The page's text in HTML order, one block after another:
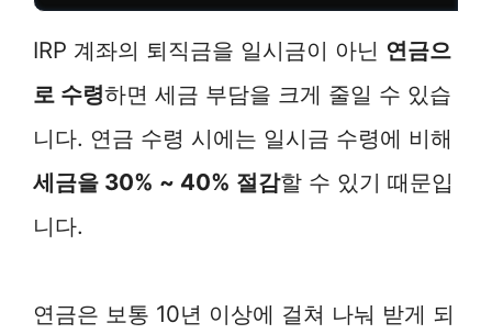
IRP 계좌의 퇴직금을 일시금이 아닌 연금으
로 수령하면 세금 부담을 크게 줄일 수 있습
니다. 연금 수령 시에는 일시금 수령에 비해
세금을 30% ~ 40% 절감할 수 있기 때문입
니다.
연금은 보통 10년 이상에 걸쳐 나눠 받게 되